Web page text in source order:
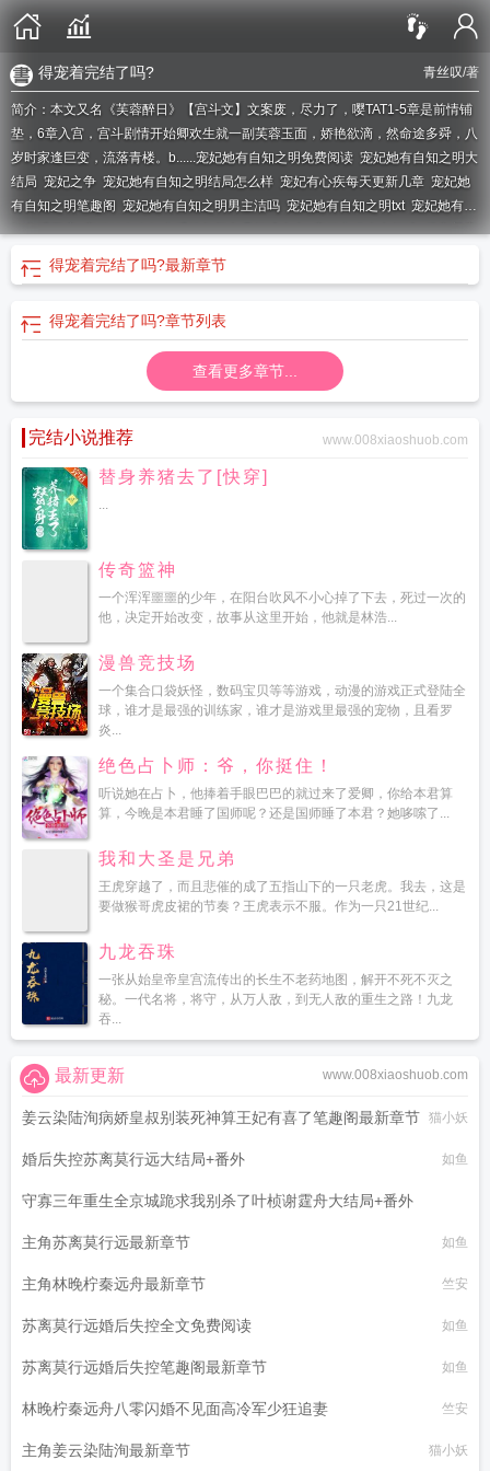
青丝叹/著
得宠着完结了吗?
简介：本文又名《芙蓉醉日》【宫斗文】文案废，尽力了，嘤TAT1-5章是前情铺
垫，6章入宫，宫斗剧情开始卿欢生就一副芙蓉玉面，娇艳欲滴，然命途多舜，八
岁时家逢巨变，流落青楼。b......宠妃她有自知之明免费阅读 宠妃她有自知之明大
结局 宠妃之争 宠妃她有自知之明结局怎么样 宠妃有心疾每天更新几章 宠妃她
有自知之明笔趣阁 宠妃她有自知之明男主洁吗 宠妃她有自知之明txt 宠妃她有自
知之明百度宠妃她有自知之明笔趣阁免费阅读全文宠妃之道全文阅读得宠着完
宠妃她有自知之明全文阅读
全文阅读免费
得宠着完结了吗?最新章节
得宠着完结了吗?章节列表
查看更多章节...
完结小说推荐 www.008xiaoshuob.com
替身养猪去了[快穿]
...
传奇篮神
一个浑浑噩噩的少年，在阳台吹风不小心掉了下去，死过一次的
他，决定开始改变，故事从这里开始，他就是林浩...
漫兽竞技场
一个集合口袋妖怪，数码宝贝等等游戏，动漫的游戏正式登陆全
球，谁才是最强的训练家，谁才是游戏里最强的宠物，且看罗
炎...
绝色占卜师：爷，你挺住！
听说她在占卜，他捧着手眼巴巴的就过来了爱卿，你给本君算
算，今晚是本君睡了国师呢？还是国师睡了本君？她哆嗦了...
我和大圣是兄弟
王虎穿越了，而且悲催的成了五指山下的一只老虎。我去，这是
要做猴哥虎皮裙的节奏？王虎表示不服。作为一只21世纪...
九龙吞珠
一张从始皇帝皇宫流传出的长生不老药地图，解开不死不灭之
秘。一代名将，将守，从万人敌，到无人敌的重生之路！九龙
吞...
www.008xiaoshuob.com
最新更新
姜云染陆洵病娇皇叔别装死神算王妃有喜了笔趣阁最新章节 猫小妖
婚后失控苏离莫行远大结局+番外 如鱼
守寡三年重生全京城跪求我别杀了叶桢谢霆舟大结局+番外
指尖上的行走
主角苏离莫行远最新章节 如鱼
主角林晚柠秦远舟最新章节 竺安
苏离莫行远婚后失控全文免费阅读 如鱼
苏离莫行远婚后失控笔趣阁最新章节 如鱼
林晚柠秦远舟八零闪婚不见面高冷军少狂追妻 竺安
主角姜云染陆洵最新章节 猫小妖